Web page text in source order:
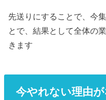
先送りにすることで、今
とで、結果として全体の
きます
今やれない理由